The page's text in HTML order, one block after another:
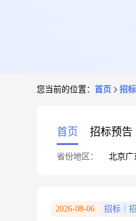
您当前的位置： 首页 招
首页 招标预告
省份地区： 北京广
2026-08-06 招标｜